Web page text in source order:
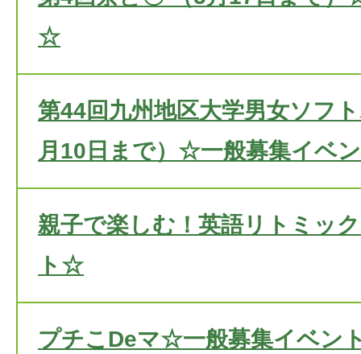
☆
第44回九州地区大学男女ソフ
月10日まで）☆一般募集イベ
親子で楽しむ！英語リトミッ
ト☆
プチこDeマ☆一般募集イベン